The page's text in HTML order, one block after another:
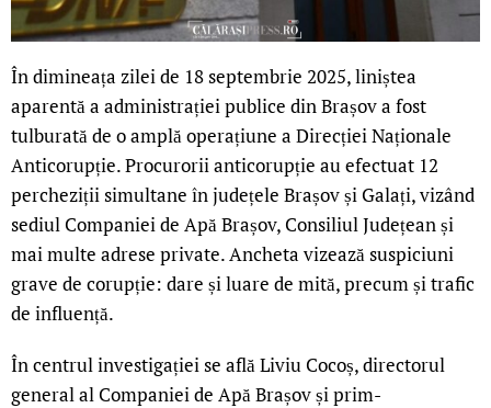
În dimineața zilei de 18 septembrie 2025, liniștea
aparentă a administrației publice din Brașov a fost
tulburată de o amplă operațiune a Direcției Naționale
Anticorupție. Procurorii anticorupție au efectuat 12
percheziții simultane în județele Brașov și Galați, vizând
sediul Companiei de Apă Brașov, Consiliul Județean și
mai multe adrese private. Ancheta vizează suspiciuni
grave de corupție: dare și luare de mită, precum și trafic
de influență.
În centrul investigației se află Liviu Cocoș, directorul
general al Companiei de Apă Brașov și prim-